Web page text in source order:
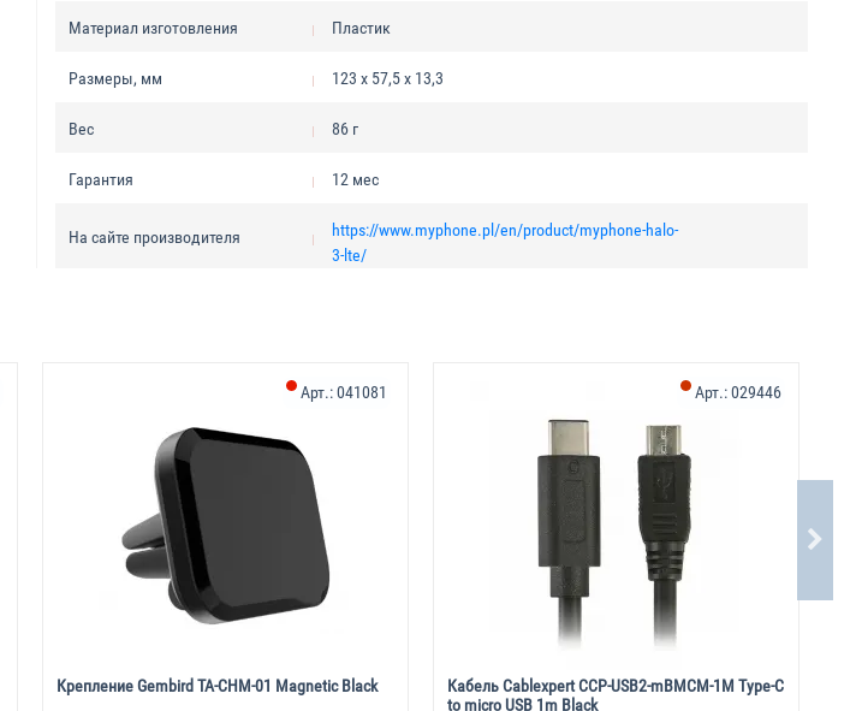
Материал изготовления Пластик
Размеры, мм 123 x 57,5 x 13,3
Вес 86 г
Гарантия 12 мес
На сайте производителя
https://www.myphone.pl/en/product/myphone-halo-
3-lte/
Крепление Gembird TA-CHM-01 Magnetic Black
Арт.:041081
Кабель Cablexpert CCP-USB2-mBMCM-1M Type-C
to micro USB 1m Black
Арт.:029446